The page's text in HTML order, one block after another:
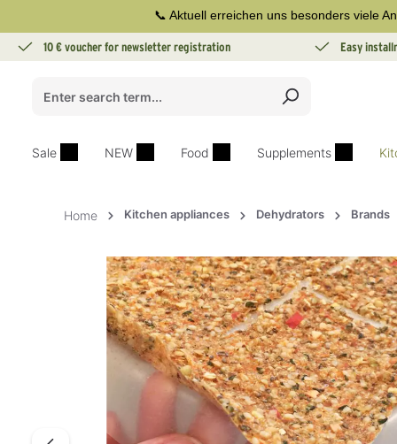
Skip to main navigation📞 Aktuell erreichen uns besonders viele
10 € voucher for newsletter registration Easy
Sale NEW Food Supplements
Home Kitchen appliances Dehydrators Brands
Skip image gallery